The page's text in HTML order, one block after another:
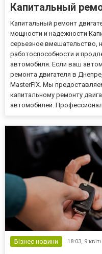
Капитальный
Капитальный ремонт
мощности и надежности
серьезное вмешательство,
работоспособности и
автомобиля. Если ваш
ремонта двигателя в
MasterFIX. Мы
капитальному ремонту
автомобилей.
Бізнес новини 18:03, 9